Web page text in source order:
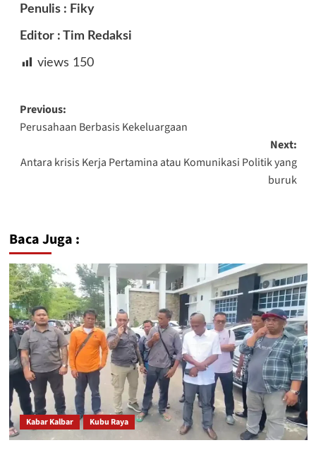
Penulis : Fiky
Editor : Tim Redaksi
views 150
Post
navigation
Previous:
Perusahaan Berbasis Kekeluargaan
Next:
Antara krisis Kerja Pertamina atau Komunikasi Politik yang
buruk
Baca Juga :
Kabar Kalbar Kubu Raya